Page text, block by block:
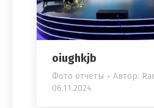
oiughkjb
Фото отчеты Автор:
06.11.2024